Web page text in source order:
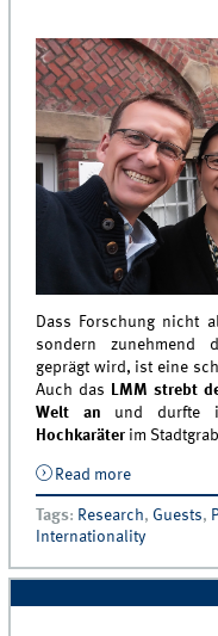
Dass Forschung nicht
sondern zunehmend
geprägt wird, ist eine
Auch das LMM strebt
Welt an und durfte
Hochkaräter im
Read moreabout
Foutz und
Tags: Research, Guests,
Internationality